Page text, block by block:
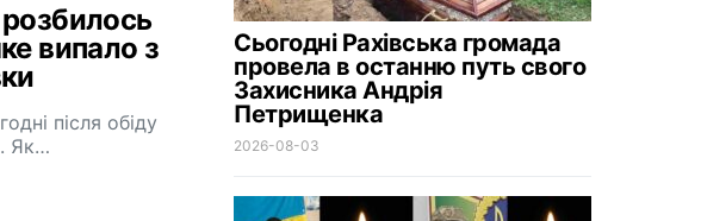
випало з
після обіду
Як…
Сьогодні Рахівська громада
провела в останню путь свого
Захисника Андрія
Петрищенка
2026-08-03